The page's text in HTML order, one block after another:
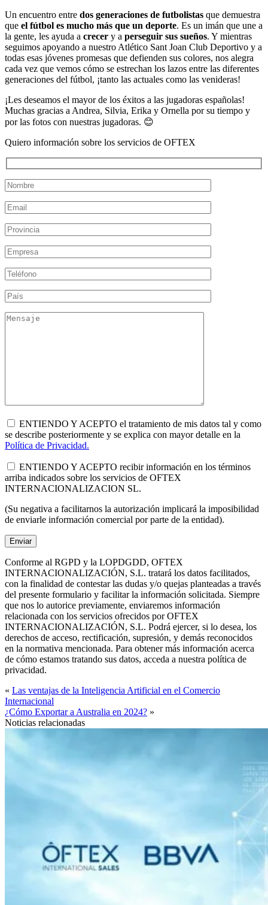
Un encuentro entre dos generaciones de futbolistas que demuestra
que el fútbol es mucho más que un deporte. Es un imán que une a
la gente, les ayuda a crecer y a perseguir sus sueños. Y mientras
seguimos apoyando a nuestro Atlético Sant Joan Club Deportivo y a
todas esas jóvenes promesas que defienden sus colores, nos alegra
cada vez que vemos cómo se estrechan los lazos entre las diferentes
generaciones del fútbol, ¡tanto las actuales como las venideras!
¡Les deseamos el mayor de los éxitos a las jugadoras españolas!
Muchas gracias a Andrea, Silvia, Erika y Ornella por su tiempo y
por las fotos con nuestras jugadoras. 😊
Quiero información sobre los servicios de OFTEX
ENTIENDO Y ACEPTO el tratamiento de mis datos tal y como
se describe posteriormente y se explica con mayor detalle en la
Política de Privacidad.
ENTIENDO Y ACEPTO recibir información en los términos
arriba indicados sobre los servicios de OFTEX
INTERNACIONALIZACION SL.
(Su negativa a facilitarnos la autorización implicará la imposibilidad
de enviarle información comercial por parte de la entidad).
Conforme al RGPD y la LOPDGDD, OFTEX
INTERNACIONALIZACIÓN, S.L. tratará los datos facilitados,
con la finalidad de contestar las dudas y/o quejas planteadas a través
del presente formulario y facilitar la información solicitada. Siempre
que nos lo autorice previamente, enviaremos información
relacionada con los servicios ofrecidos por OFTEX
INTERNACIONALIZACIÓN, S.L. Podrá ejercer, si lo desea, los
derechos de acceso, rectificación, supresión, y demás reconocidos
en la normativa mencionada. Para obtener más información acerca
de cómo estamos tratando sus datos, acceda a nuestra política de
privacidad.
« Las ventajas de la Inteligencia Artificial en el Comercio
Internacional
¿Cómo Exportar a Australia en 2024? »
Noticias relacionadas